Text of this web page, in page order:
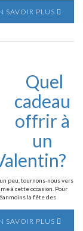
SAVOIR PLUS
Quel
cadeau
offrir à
un
peu, tournons-nous vers
à cette occasion. Pour
la fête des
SAVOIR PLUS